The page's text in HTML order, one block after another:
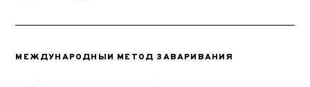
МЕЖДУНАРОДНЫЙ МЕТОД ЗАВАРИВАНИЯ